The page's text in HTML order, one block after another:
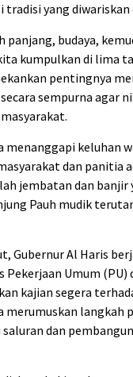
yang diwariskan
panjang, budaya,
kumpulkan di lima
pentingnya
sempurna agar
menanggapi keluhan
dan panitia
jembatan dan banjir
Pauh mudik
Gubernur Al Haris
Pekerjaan Umum (PU)
kajian segera
merumuskan langkah
dan